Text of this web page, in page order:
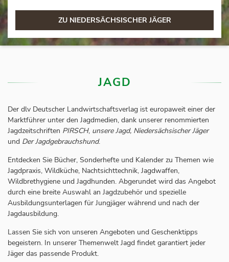
ZU NIEDERSÄCHSISCHER JÄGER
JAGD
Der dlv Deutscher Landwirtschaftsverlag ist europaweit einer der
Marktführer unter den Jagdmedien, dank unserer renommierten
Jagdzeitschriften PIRSCH, unsere Jagd, Niedersächsischer Jäger
und Der Jagdgebrauchshund.
Entdecken Sie Bücher, Sonderhefte und Kalender zu Themen wie
Jagdpraxis, Wildküche, Nachtsichttechnik, Jagdwaffen,
Wildbrethygiene und Jagdhunden. Abgerundet wird das Angebot
durch eine breite Auswahl an Jagdzubehör und spezielle
Ausbildungsunterlagen für Jungjäger während und nach der
Jagdausbildung.
Lassen Sie sich von unseren Angeboten und Geschenktipps
begeistern. In unserer Themenwelt Jagd findet garantiert jeder
Jäger das passende Produkt.